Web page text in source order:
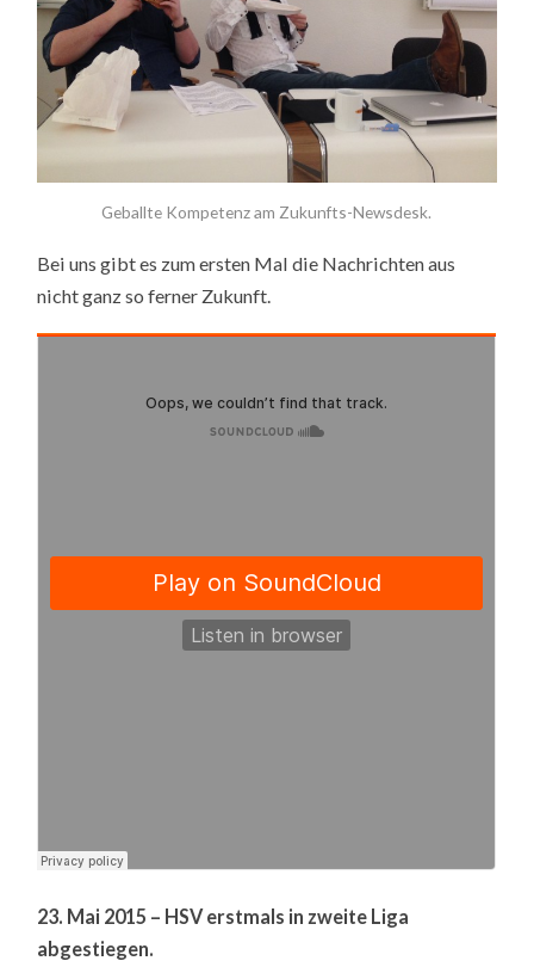
Geballte Kompetenz am Zukunfts-Newsdesk.
Bei uns gibt es zum ersten Mal die Nachrichten aus
nicht ganz so ferner Zukunft.
23. Mai 2015 – HSV erstmals in zweite Liga
abgestiegen.